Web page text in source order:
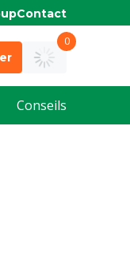
Contact
0
Conseils